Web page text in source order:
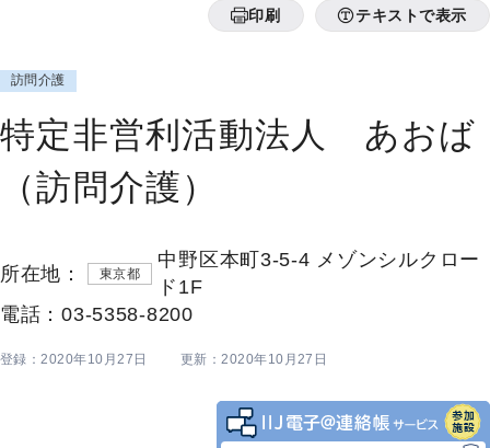
印刷 テキストで表示
訪問介護
特定非営利活動法人 あおば
（訪問介護）
所在地： 東京都
中野区本町3-5-4 メゾンシルクロー
ド1F
電話：03-5358-8200
登録：2020年10月27日 更新：2020年10月27日